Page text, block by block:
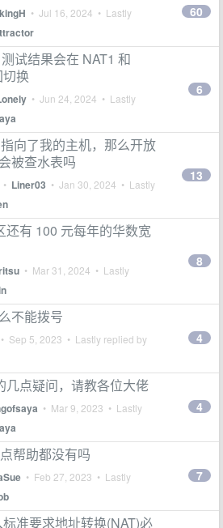
• Jul 16, 2024 • Lastly
60
试结果会在 NAT1 和
切换
• Jun 24, 2024 • Lastly
6
向了我的主机，那么开放
被查水表吗
• Liner03 • Jan 30, 2024 • Lastly
13
还有 100 元每年的华数宽
• Mar 31, 2024 • Lastly
8
不能拨号
• Sep 5, 2023 • Lastly replied by 4
几点疑问，请教各位大佬
• Mar 9, 2023 • Lastly
4
帮助都没有吗
• Feb 27, 2023 • Lastly
7
准要求地址转换(NAT)必